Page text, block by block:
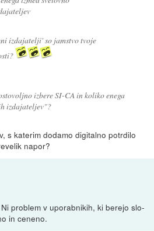
izdajatelji' so jamstvo tvoje
izbere SI-CA in koliko enega
izdajateljev"?
s katerim dodamo digitalno potrdilo
napor?
problem v uporabnikih, ki berejo slo-
in ceneno.